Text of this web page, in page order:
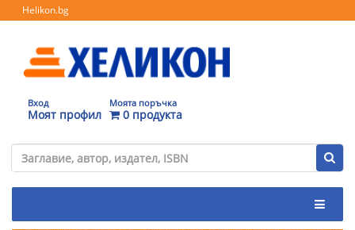
Helikon.bg
Вход
Моят профил
Моята поръчка
0 продукта